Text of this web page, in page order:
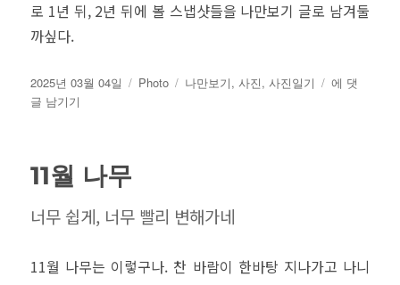
로 1년 뒤, 2년 뒤에 볼 스냅샷들을 나만보기 글로 남겨둘
까싶다.
작
성
2025년 03월 04일
카
Photo
태
나만보기,사진,사진일기
비
에 댓
글 남기기
11월 나무
너무 쉽게, 너무 빨리 변해가네
11월 나무는 이렇구나. 찬 바람이 한바탕 지나가고 나니